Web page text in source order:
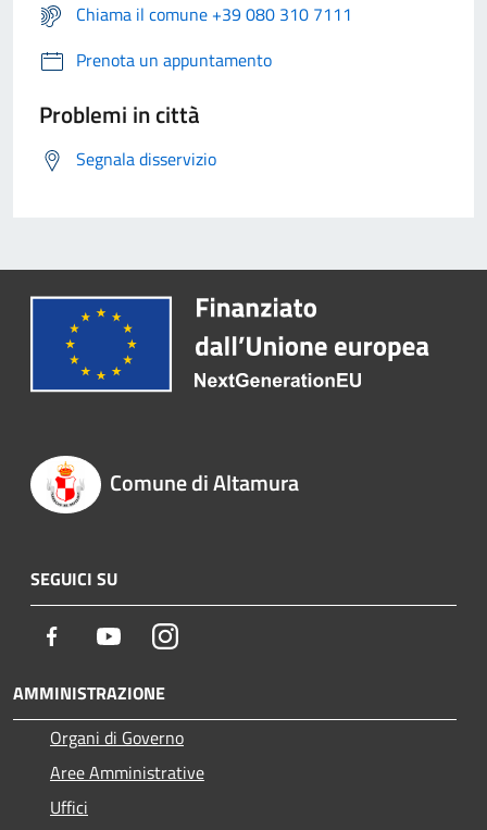
Chiama il comune +39 080 310 7111
Prenota un appuntamento
Problemi in città
Segnala disservizio
Comune di Altamura
SEGUICI SU
Facebook YoutubeInstagram
AMMINISTRAZIONE
Organi di Governo
Aree Amministrative
Uffici